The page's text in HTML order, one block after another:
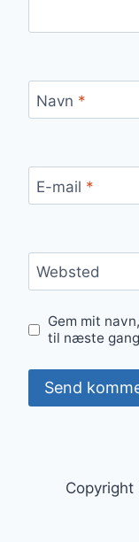
Navn *
E-mail *
Websted
Gem mit
til næste